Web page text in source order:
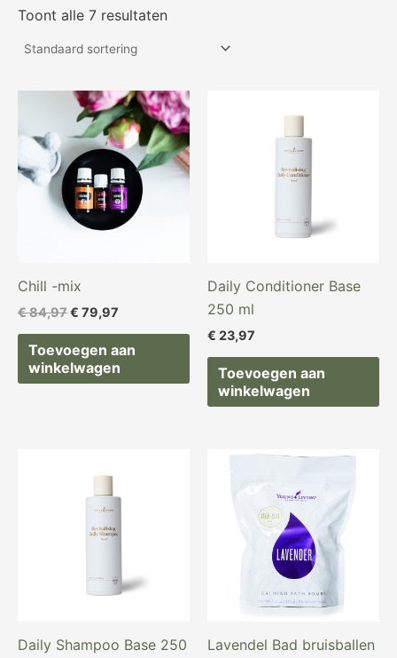
Toont alle 7 resultaten
Chill -mix
€84,97
Oorspronkelijke
prijs
was:
€ 84,97.
€ 79,97
Huidige
prijs
is:
€ 79,97.
Toevoegen aan
winkelwagen
Daily Conditioner Base
250 ml
€ 23,97
Toevoegen aan
winkelwagen
Daily Shampoo Base 250
Lavendel Bad bruisballen